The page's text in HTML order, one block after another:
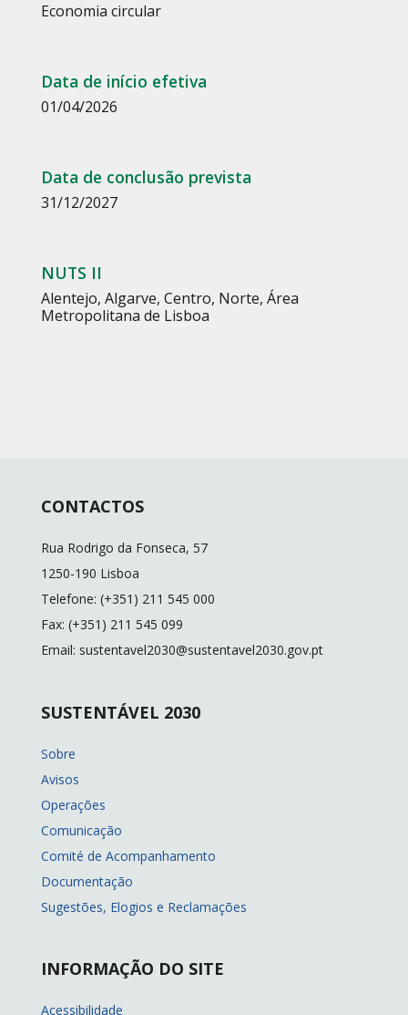
Economia circular
Data de início efetiva
01/04/2026
Data de conclusão prevista
31/12/2027
NUTS II
Alentejo, Algarve, Centro, Norte, Área
Metropolitana de Lisboa
CONTACTOS
Rua Rodrigo da Fonseca, 57
1250-190 Lisboa
Telefone: (+351) 211 545 000
Fax: (+351) 211 545 099
Email: sustentavel2030@sustentavel2030.gov.pt
SUSTENTÁVEL 2030
Sobre
Avisos
Operações
Comunicação
Comité de Acompanhamento
Documentação
Sugestões, Elogios e Reclamações
INFORMAÇÃO DO SITE
Acessibilidade